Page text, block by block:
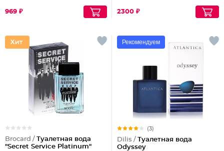
969 ₽ 2300 ₽
Brocard / Туалетная вода
"Secret Service Platinum"
Рекомендуем
(3)
Dilis / Туалетная вода
Odyssey